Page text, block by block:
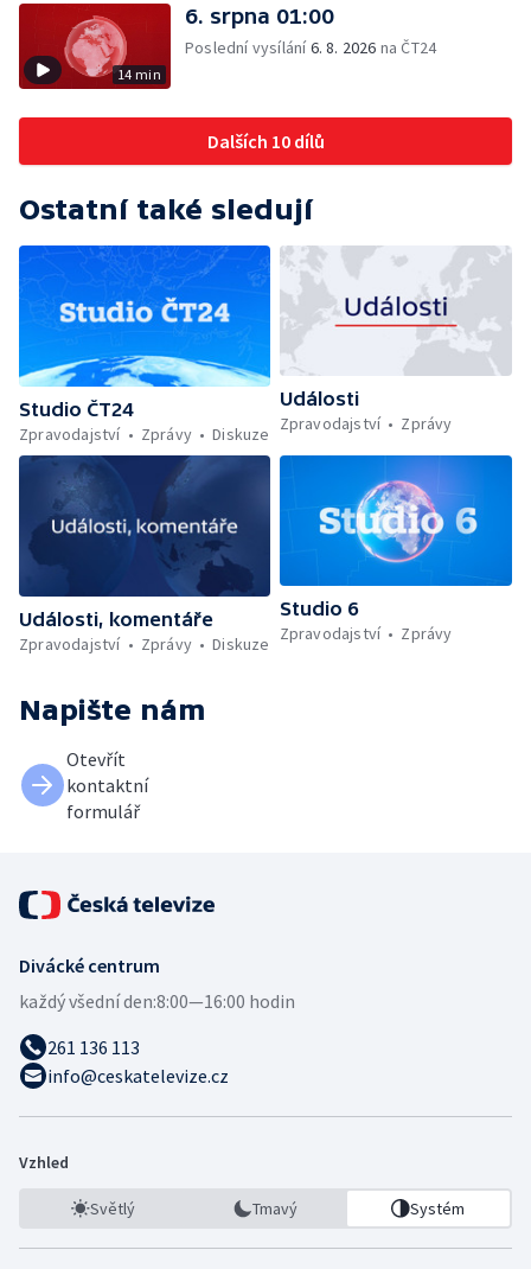
14 min
6. srpna 01:00
Poslední vysílání6. 8. 2026 na ČT24
Dalších 10 dílů
Ostatní také sledují
Studio ČT24
Zpravodajství
Zprávy Diskuze
Události
Zpravodajství
Zprávy
Události, komentáře
Zpravodajství
Zprávy Diskuze
Studio 6
Zpravodajství
Zprávy
Napište nám
Otevřít
kontaktní
formulář
Divácké centrum
každý všední den:8:00—16:00 hodin
261 136 113
info@ceskatelevize.cz
Vzhled
Světlý Tmavý Systém